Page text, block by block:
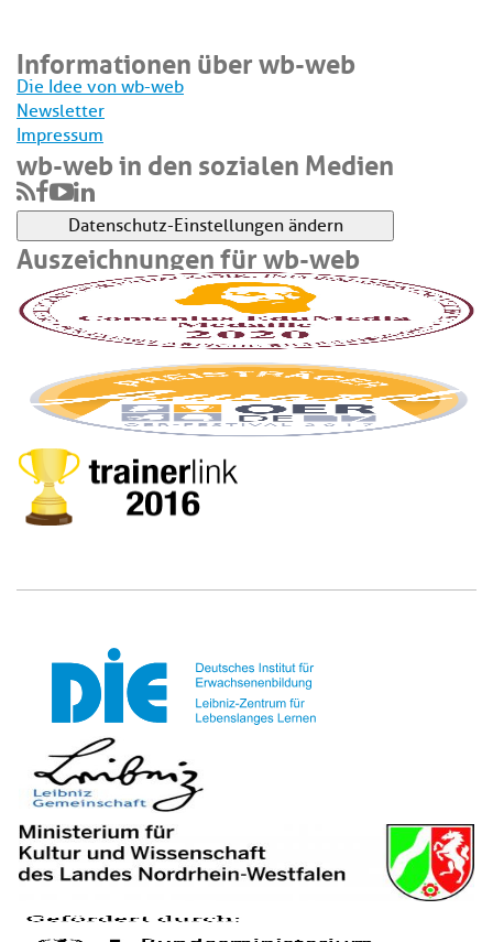
Informationen über wb-web
Die Idee von wb-web
Newsletter
Impressum
wb-web in den sozialen Medien
Datenschutz-Einstellungen ändern
Auszeichnungen für wb-web